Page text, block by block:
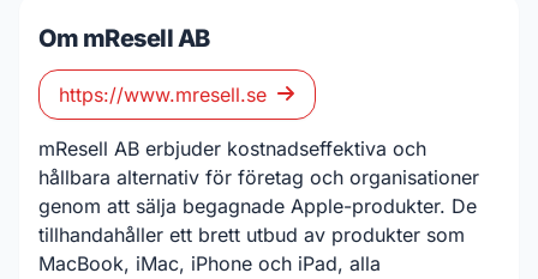
Om mResell AB
https://www.mresell.se
mResell AB erbjuder kostnadseffektiva och
hållbara alternativ för företag och organisationer
genom att sälja begagnade Apple-produkter. De
tillhandahåller ett brett utbud av produkter som
MacBook, iMac, iPhone och iPad, alla